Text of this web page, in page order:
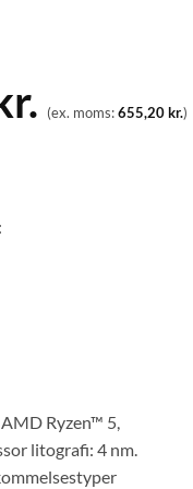
(ex. moms:655,20kr.)
Ryzen™ 5,
litografi: 4 nm.